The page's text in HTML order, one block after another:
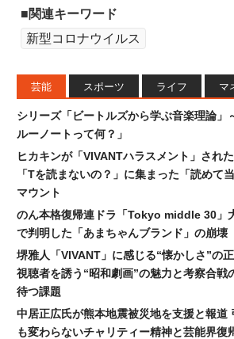
■関連キーワード
新型コロナウイルス
芸能 スポーツ ライフ マ
シリーズ「ビートルズから学ぶ音楽理論」
ルーノートって何？」
ヒカキンが「VIVANTハラスメント」された
「Tを読まないの？」に集まった「読めて当
マウント
のん本格復帰連ドラ「Tokyo middle 30」
で判明した「あまちゃんブランド」の崩壊
堺雅人「VIVANT」に感じる“懐かしさ”の
視聴者を誘う“昭和劇画”の魅力と考察合戦
待つ課題
中居正広氏が熊本地震被災地を支援と報道
も変わらないチャリティー精神と芸能界復